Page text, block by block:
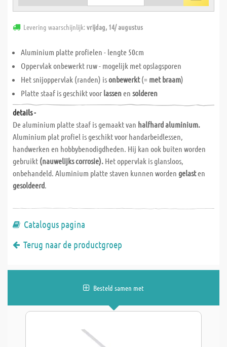
Levering waarschijnlijk:vrijdag, 14/ augustus
Aluminium platte profielen - lengte 50cm
Oppervlak onbewerkt ruw - mogelijk met opslagsporen
Het snijoppervlak (randen) isonbewerkt(= met braam)
Platte staaf is geschikt voor lassenen solderen
details -
De aluminium platte staaf is gemaakt van halfhard aluminium.
Aluminium plat profiel is geschikt voor handarbeidlessen,
handwerken en hobbybenodigdheden. Hij kan ook buiten worden
gebruikt (nauwelijks corrosie). Het oppervlak is glansloos,
onbehandeld. Aluminium platte staven kunnen worden gelasten
gesoldeerd.
Catalogus pagina
Terug naar de productgroep
Besteld samen met